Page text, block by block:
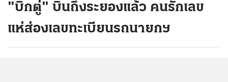
"บิ๊กตู่" บินถึงระยองแล้ว คนรักเลข
แห่ส่องเลขทะเบียนรถนายกฯ